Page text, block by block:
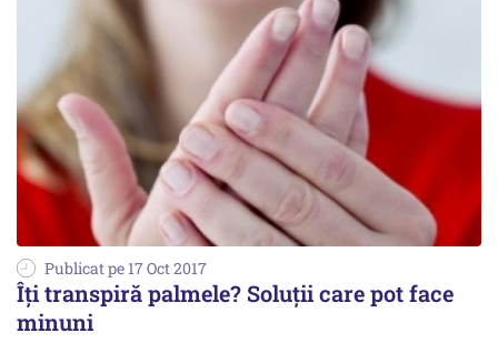
Publicat pe 17 Oct 2017
Îţi transpiră palmele? Soluţii care pot face
minuni